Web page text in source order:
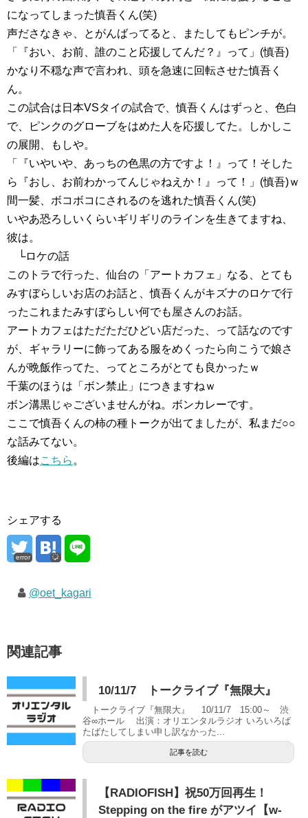
になってしまった慎吾くん(笑)
声ださなきゃ、とがんばってると、またしてもピンチが。
「『おい、お前、誰のこと応援してんだ？』って」(慎吾)
かなり不穏な声で言われ、頭を急速に回転させた慎吾く
ん。
この試合は日本VSタイの試合で、慎吾くんはずっと、色白
で、ピンクのグローブをはめた人を応援してた。しかしこ
の展開、もしや。
「『いやいや、あっちの色黒の方ですよ！』って！そした
ら『おし、お前わかってんじゃねえか！』って！」(慎吾)ｗ
間一髪、ボコボコにされるのを逃れた慎吾くん(笑)
いやあ恐ろしいくらいギリギリのラインを生きてますね、
彼は。
└ロケの話
このトラで行った、仙台の「アートカフェ」なる、とても
みすぼらしいお店のお話と、慎吾くんがキズナのロケで行
ったこれまたみすぼらしい何でも屋さんのお話。
アートカフェはただただひどい店だった、って話なのです
が、ギャラリーに飾ってある服をめくったら向こうで娘さ
んが晩飯作ってた、ってところがとても良かったｗ
千葉のほうは「ボン禁止」につきますねｗ
ボン溝黒じゃございませんがね。ボンカレーです。
ここで慎吾くんの柿の種トークが出てましたが、私まだ○○
な話みてない。
後編はこちら 。
シェアする
error
@oet_kagari
関連記事
10/11/7 トークライブ『無限大』
トークライブ『無限大』 10/11/7 15:00～ 渋
谷∞ホール 出演：オリエンタルラジオ いろいろば
たばたしてしまい申し訳なかった...
記事を読む
【RADIOFISH】祝50万回再生！
Stepping on the fire がアツイ【w-